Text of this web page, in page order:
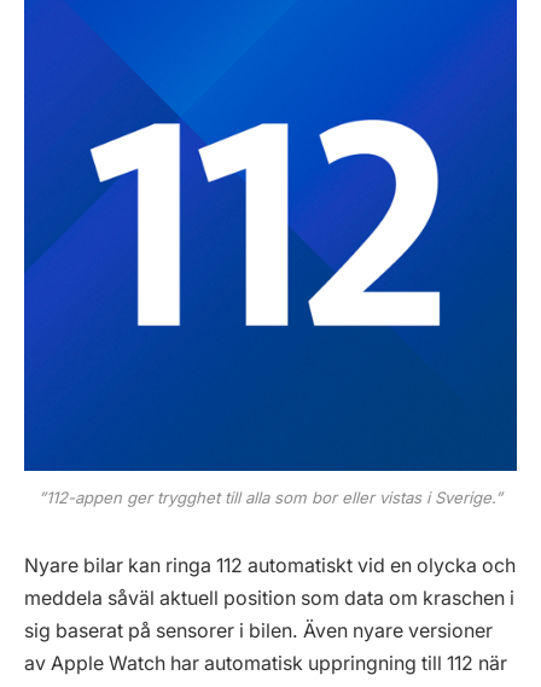
”112-appen ger trygghet till alla som bor eller vistas i Sverige.”
Nyare bilar kan ringa 112 automatiskt vid en olycka och
meddela såväl aktuell position som data om kraschen i
sig baserat på sensorer i bilen. Även nyare versioner
av Apple Watch har automatisk uppringning till 112 när